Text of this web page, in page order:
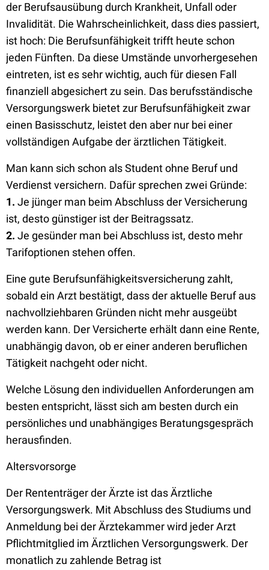
der Berufsausübung durch Krankheit, Unfall oder
Invalidität. Die Wahrscheinlichkeit, dass dies passiert,
ist hoch: Die Berufsunfähigkeit trifft heute schon
jeden Fünften. Da diese Umstände unvorhergesehen
eintreten, ist es sehr wichtig, auch für diesen Fall
finanziell abgesichert zu sein. Das berufsständische
Versorgungswerk bietet zur Berufsunfähigkeit zwar
einen Basisschutz, leistet den aber nur bei einer
vollständigen Aufgabe der ärztlichen Tätigkeit.
Man kann sich schon als Student ohne Beruf und
Verdienst versichern. Dafür sprechen zwei Gründe:
1. Je jünger man beim Abschluss der Versicherung
ist, desto günstiger ist der Beitragssatz.
2. Je gesünder man bei Abschluss ist, desto mehr
Tarifoptionen stehen offen.
Eine gute Berufsunfähigkeitsversicherung zahlt,
sobald ein Arzt bestätigt, dass der aktuelle Beruf aus
nachvollziehbaren Gründen nicht mehr ausgeübt
werden kann. Der Versicherte erhält dann eine Rente,
unabhängig davon, ob er einer anderen beruflichen
Tätigkeit nachgeht oder nicht.
Welche Lösung den individuellen Anforderungen am
besten entspricht, lässt sich am besten durch ein
persönliches und unabhängiges Beratungsgespräch
herausfinden.
Altersvorsorge
Der Rententräger der Ärzte ist das Ärztliche
Versorgungswerk. Mit Abschluss des Studiums und
Anmeldung bei der Ärztekammer wird jeder Arzt
Pflichtmitglied im Ärztlichen Versorgungswerk. Der
monatlich zu zahlende Betrag ist